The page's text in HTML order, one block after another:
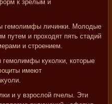
к зрелым и
гемолимфы личинки. Молодые
путем и проходят пять стадий
и строением.
куколки, которые
имеют
и у взрослой пчелы. Эти